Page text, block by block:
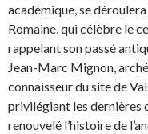
académique, se
Romaine, qui célèbre le
rappelant son passé
Jean-Marc Mignon,
connaisseur du site de
privilégiant les dernières
renouvelé l’histoire de